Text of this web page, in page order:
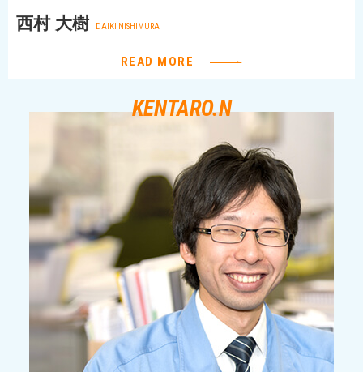
西村 大樹 DAIKI NISHIMURA
READ MORE
KENTARO.N